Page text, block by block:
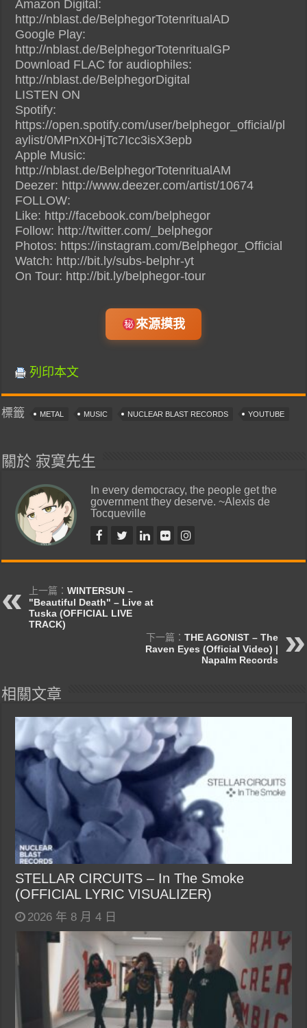
Amazon Digital:
http://nblast.de/BelphegorTotenritualAD
Google Play:
http://nblast.de/BelphegorTotenritualGP
Download FLAC for audiophiles:
http://nblast.de/BelphegorDigital
LISTEN ON
Spotify:
https://open.spotify.com/user/belphegor_official/pl
aylist/0MPnX0HjTc7Icc3isX3epb
Apple Music:
http://nblast.de/BelphegorTotenritualAM
Deezer: http://www.deezer.com/artist/10674
FOLLOW:
Like: http://facebook.com/belphegor
Follow: http://twitter.com/_belphegor
Photos: https://instagram.com/Belphegor_Official
Watch: http://bit.ly/subs-belphr-yt
On Tour: http://bit.ly/belphegor-tour
來源摸我
列印本文
標籤 METAL MUSIC NUCLEAR BLAST RECORDS YOUTUBE
關於 寂寞先生
In every democracy, the people get the
government they deserve. ~Alexis de
Tocqueville
上一篇：WINTERSUN –
"Beautiful Death" – Live at
Tuska (OFFICIAL LIVE
TRACK)
下一篇： THE AGONIST – The
Raven Eyes (Official Video) |
Napalm Records
相關文章
STELLAR CIRCUITS – In The Smoke
(OFFICIAL LYRIC VISUALIZER)
2026 年 8 月 4 日